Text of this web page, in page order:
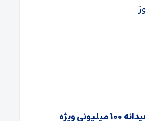
شرایط وام عیدانه ۱۰۰ میلیونی ویژه